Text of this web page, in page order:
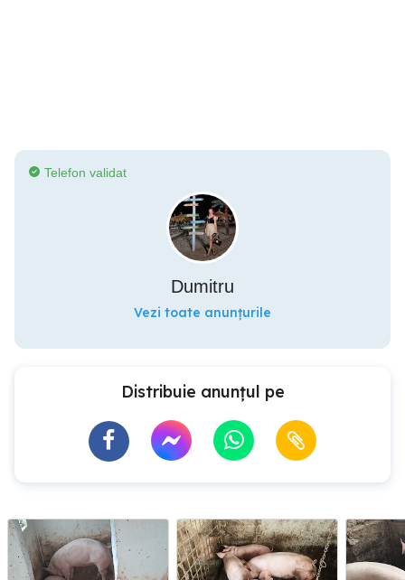
Telefon validat
Dumitru
Vezi toate anunțurile
Distribuie anunțul pe